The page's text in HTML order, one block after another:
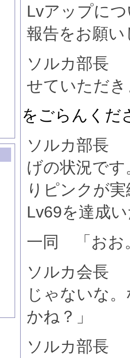
Lvアップに
報告をお願
ソルカ部長
せていただ
をごらんくだ
ソルカ部長
げの状況で
りピンクが
Lv69を達成
一同 「おお
ソルカ会長
じゃないな
かね？」
ソルカ部長